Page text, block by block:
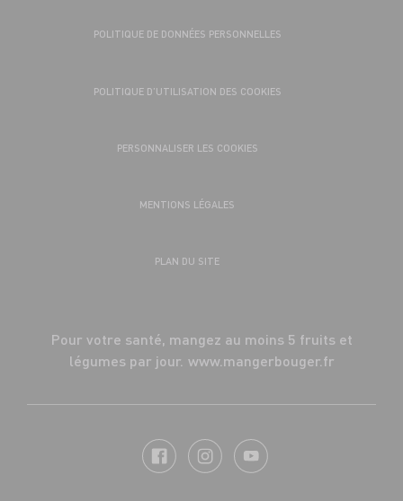
POLITIQUE DE DONNÉES PERSONNELLES
POLITIQUE D’UTILISATION DES COOKIES
PERSONNALISER LES COOKIES
MENTIONS LÉGALES
PLAN DU SITE
Pour votre santé, mangez au moins 5 fruits et
légumes par jour. www.mangerbouger.fr